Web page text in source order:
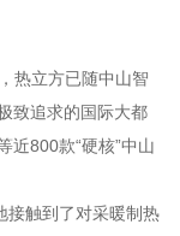
热立方已随中山智
致追求的国际大都
近800款“硬核”中山
接触到了对采暖制热